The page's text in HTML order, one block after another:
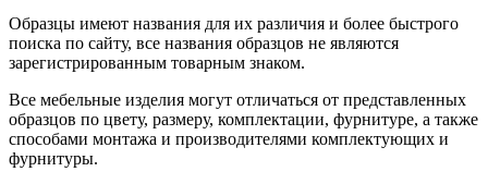
Образцы имеют названия для их различия и более быстрого
поиска по сайту, все названия образцов не являются
зарегистрированным товарным знаком.
Все мебельные изделия могут отличаться от представленных
образцов по цвету, размеру, комплектации, фурнитуре, а также
способами монтажа и производителями комплектующих и
фурнитуры.